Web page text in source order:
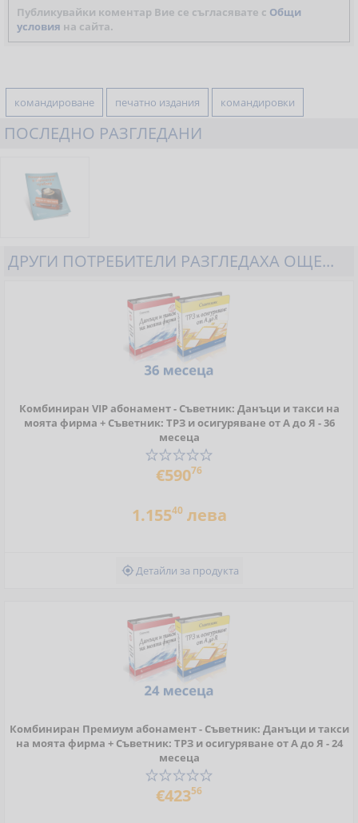
Публикувайки коментар Вие се съгласявате с Общи
условия на сайта.
командироване печатно издания командировки
ПОСЛЕДНО РАЗГЛЕДАНИ
ДРУГИ ПОТРЕБИТЕЛИ РАЗГЛЕДАХА ОЩЕ...
Комбиниран VIP абонамент - Съветник: Данъци и такси на
моята фирма + Съветник: ТРЗ и осигуряване от А до Я - 36
месеца
€59076
1.15540лева
Детайли за продукта
Комбиниран Премиум абонамент - Съветник: Данъци и такси
на моята фирма + Съветник: ТРЗ и осигуряване от А до Я - 24
месеца
€42356